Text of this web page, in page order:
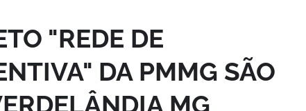
"REDE DE
DA PMMG SÃO
MG